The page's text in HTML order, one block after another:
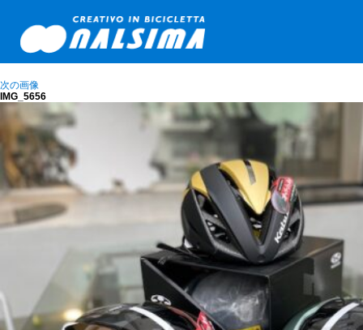
次の画像
IMG_5656